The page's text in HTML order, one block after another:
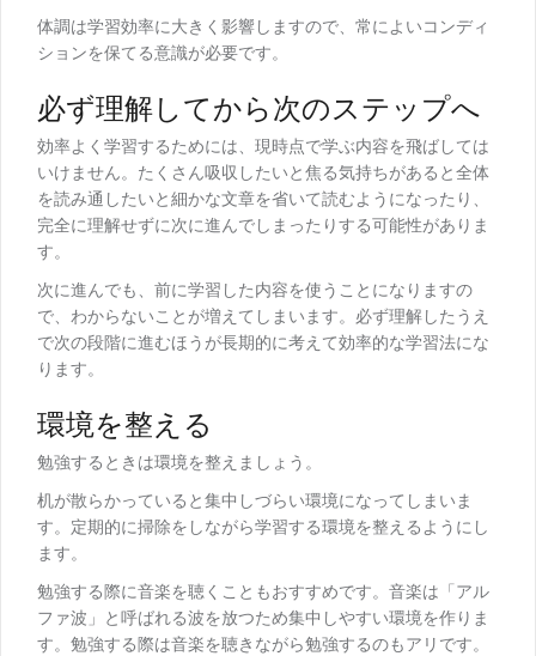
体調は学習効率に大きく影響しますので、常によいコンディ
ションを保てる意識が必要です。
必ず理解してから次のステップへ
効率よく学習するためには、現時点で学ぶ内容を飛ばしては
いけません。たくさん吸収したいと焦る気持ちがあると全体
を読み通したいと細かな文章を省いて読むようになったり、
完全に理解せずに次に進んでしまったりする可能性がありま
す。
次に進んでも、前に学習した内容を使うことになりますの
で、わからないことが増えてしまいます。必ず理解したうえ
で次の段階に進むほうが長期的に考えて効率的な学習法にな
ります。
環境を整える
勉強するときは環境を整えましょう。
机が散らかっていると集中しづらい環境になってしまいま
す。定期的に掃除をしながら学習する環境を整えるようにし
ます。
勉強する際に音楽を聴くこともおすすめです。音楽は「アル
ファ波」と呼ばれる波を放つため集中しやすい環境を作りま
す。勉強する際は音楽を聴きながら勉強するのもアリです。